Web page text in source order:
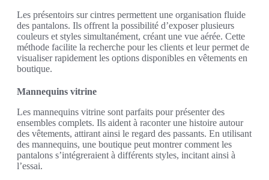
Les présentoirs sur cintres permettent une organisation fluide
des pantalons. Ils offrent la possibilité d’exposer plusieurs
couleurs et styles simultanément, créant une vue aérée. Cette
méthode facilite la recherche pour les clients et leur permet de
visualiser rapidement les options disponibles en vêtements en
boutique.
Mannequins vitrine
Les mannequins vitrine sont parfaits pour présenter des
ensembles complets. Ils aident à raconter une histoire autour
des vêtements, attirant ainsi le regard des passants. En utilisant
des mannequins, une boutique peut montrer comment les
pantalons s’intégreraient à différents styles, incitant ainsi à
l’essai.